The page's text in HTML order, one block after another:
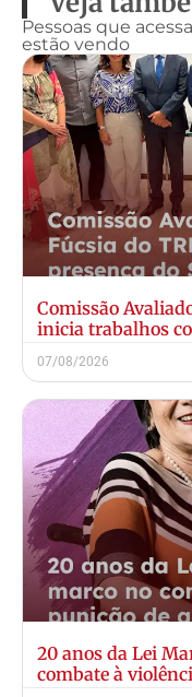
Pessoas que
estão vendo
Comissão
inicia trabalhos
07/08/2026
20 anos da Lei
combate à